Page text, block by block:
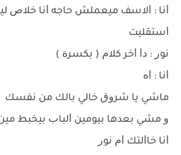
ﺍﻧﺎ : ﺍﻻﺳﻒ ﻣﻴﻌﻤﻠﺶ ﺣﺎﺟﻪ ﺍﻧﺎ ﺧﻼﺹ
ﺍﺳﺘﻘﻠﻴﺖ
ﻧﻮﺭ : ﺩﺍ ﺍﺧﺮ ﻛﻼﻡ ‏( ﺑﻜﺴﺮﺓ ‏)
ﺍﻧﺎ : ﺍﻩ
ﻣﺎﺷﻲ ﻳﺎ ﺷﺮﻭﻕ ﺧﺎﻟﻲ ﺑﺎﻟﻚ ﻣﻦ ﻧﻔﺴﻚ
ﻭ ﻣﺸﻲ ﺑﻌﺪﻫﺎ ﺑﻴﻮﻣﻴﻦ ﺍﻟﺒﺎﺏ ﺑﻴﺨﺒﻂ
ﺍﻧﺎ ﺧﺎﺍﻟﺘﻚ ﺍﻡ ﻧﻮﺭ